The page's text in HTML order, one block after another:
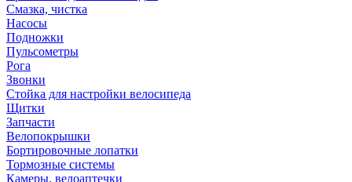
Смазка, чистка
Насосы
Подножки
Пульсометры
Рога
Звонки
Стойка для настройки велосипеда
Щитки
Запчасти
Велопокрышки
Бортировочные лопатки
Тормозные системы
Камеры, велоаптечки